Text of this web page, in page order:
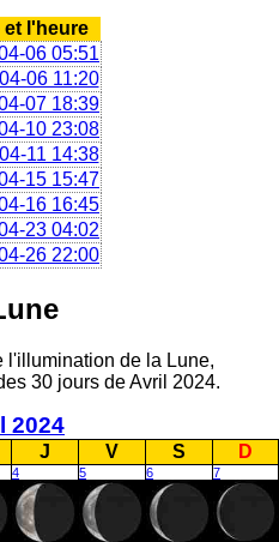
et l'heure
06 05:51
06 11:20
07 18:39
10 23:08
11 14:38
15 15:47
16 16:45
23 04:02
26 22:00
l'illumination de la Lune,
30 jours de Avril 2024.
2024
J V S D
4 5 6 7